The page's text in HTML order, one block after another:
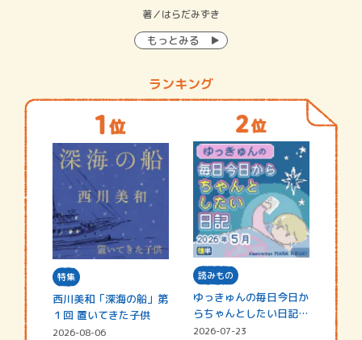
著／はらだみずき
もっとみる
ランキング
特集
西川美和「深海の船」第
１回 置いてきた子供
2026-08-06
読みもの
ゆっきゅんの毎日今日か
らちゃんとしたい日記
☆202…
2026-07-23